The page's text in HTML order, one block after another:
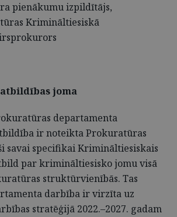
pienākumu izpildītājs,
Krimināltiesiskā
joma
departamenta
ir noteikta Prokuratūras
savai specifikai Krimināltiesiskais
par krimināltiesisko jomu visā
struktūrvienībās. Tas
darbība ir virzīta uz
stratēģijā 2022.–2027. gadam